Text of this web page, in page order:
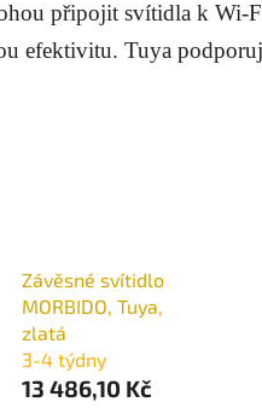
připojit svítidla k
efektivitu. Tuya
Závěsné svítidlo
MORBIDO, Tuya,
zlatá
3-4 týdny
13 486,10 Kč